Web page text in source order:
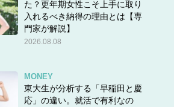
ジタル大辞泉
た？更年期女性こそ上手に取り
入れるべき納得の理由とは【専
門家が解説】
2026.08.08
MONEY
東大生が分析する「早稲田と慶
応」の違い。就活で有利なの